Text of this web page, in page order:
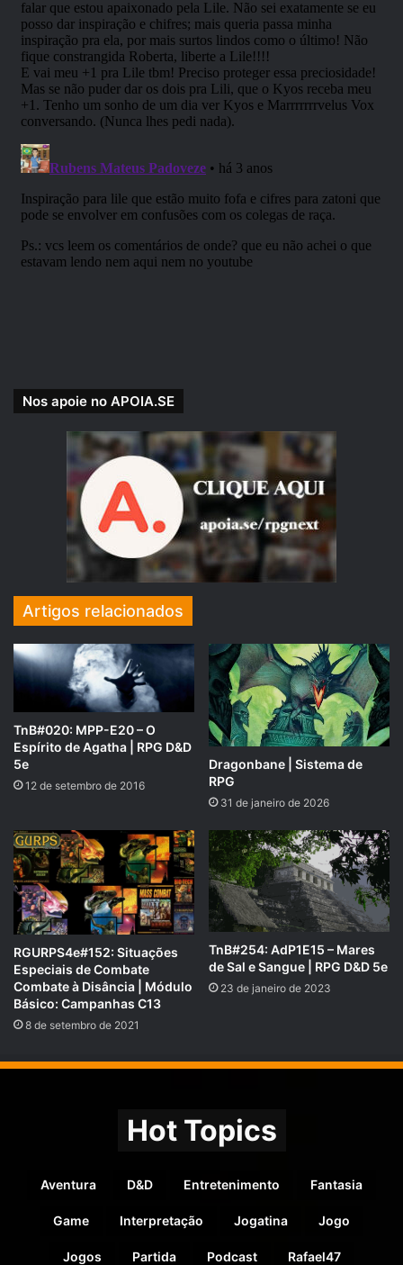
Referência Bibliográfica:Livro do Jogador – D&D 5e←
clique para comprar
NOVIDADE!!! Dungeons & Dragons Core Rulebook Gift
Nos apoie no APOIA.SE
Artigos relacionados
TnB#020: MPP-E20 – O
Espírito de Agatha | RPG D&D
5e
12 de setembro de 2016
Dragonbane | Sistema de
RPG
31 de janeiro de 2026
RGURPS4e#152: Situações
Especiais de Combate
Combate à Disância | Módulo
Básico: Campanhas C13
8 de setembro de 2021
TnB#254: AdP1E15 – Mares
de Sal e Sangue | RPG D&D 5e
23 de janeiro de 2023
Hot Topics
Aventura D&D Entretenimento Fantasia
Game Interpretação Jogatina Jogo
Jogos Partida Podcast Rafael47